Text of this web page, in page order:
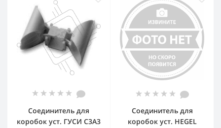
Соединитель для
коробок уст. ГУСИ С3А3
Соединитель для
коробок уст. HEGEL